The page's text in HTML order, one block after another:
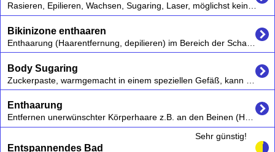
Rasieren, Epilieren, Wachsen, Sugaring, Laser, möglichst keine chemischen Cremes verwenden die kurzfristig zu Irritationen und auch langfristig schaden können,
Bikinizone enthaaren
Body Sugaring
Enthaarung
Entspannendes Bad
Sehr günstig!